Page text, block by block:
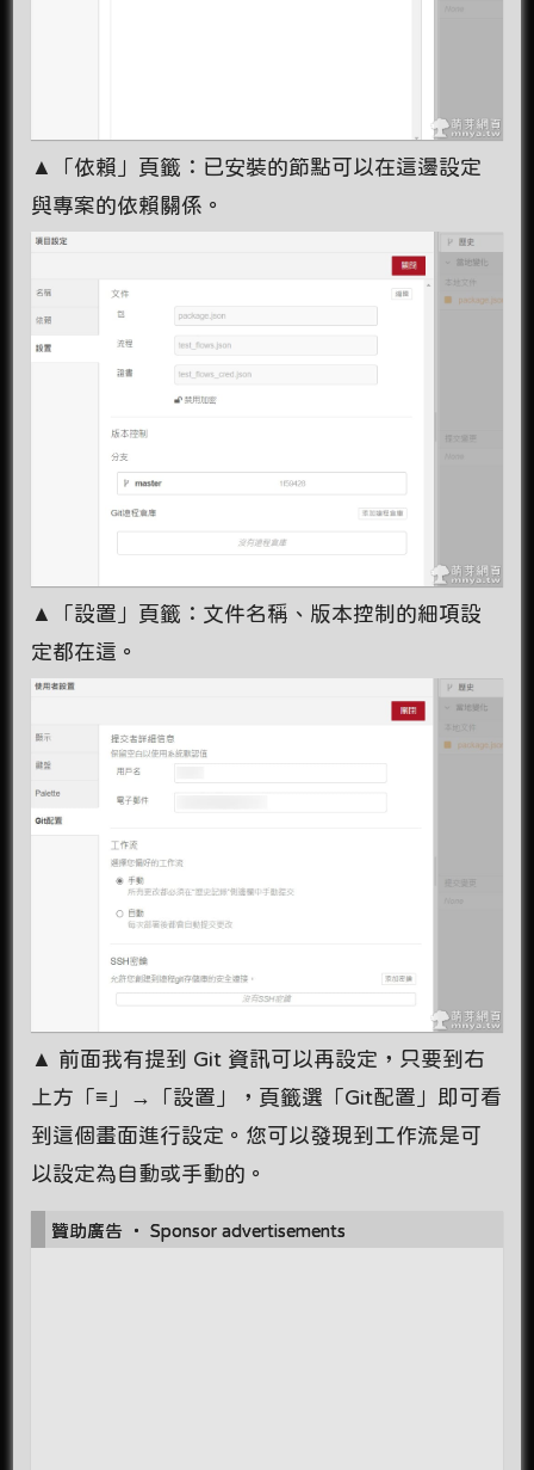
▲「依賴」頁籤：已安裝的節點可以在這邊設定
與專案的依賴關係。
▲「設置」頁籤：文件名稱、版本控制的細項設
定都在這。
▲ 前面我有提到 Git 資訊可以再設定，只要到右
上方「≡」→「設置」，頁籤選「Git配置」即可看
到這個畫面進行設定。您可以發現到工作流是可
以設定為自動或手動的。
贊助廣告 ‧ Sponsor advertisements